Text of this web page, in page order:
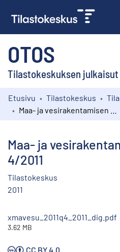
OTOS
Tilastokeskuksen
Kokoelmat
Etusivu Tilastokeskus
Maa- ja
4/2011
Tilastokeskus
2011
xmavesu_2011q4_2011_dig.pdf
3.62 MB
CC BY 4.0